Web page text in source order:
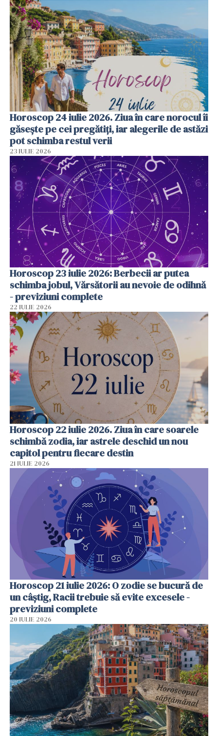
Horoscop 24 iulie 2026. Ziua în care norocul îi
găsește pe cei pregătiți, iar alegerile de astăzi
pot schimba restul verii
23 IULIE 2026
Horoscop 23 iulie 2026: Berbecii ar putea
schimba jobul, Vărsătorii au nevoie de odihnă
- previziuni complete
22 IULIE 2026
Horoscop 22 iulie 2026. Ziua în care soarele
schimbă zodia, iar astrele deschid un nou
capitol pentru fiecare destin
21 IULIE 2026
Horoscop 21 iulie 2026: O zodie se bucură de
un câștig, Racii trebuie să evite excesele -
previziuni complete
20 IULIE 2026